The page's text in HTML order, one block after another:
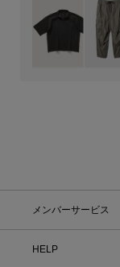
メンバーサービス
HELP